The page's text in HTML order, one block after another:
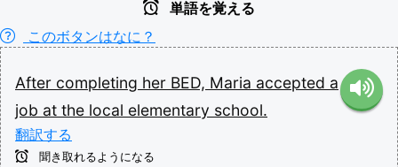
単語を覚える
このボタンはなに？
After completing her BED, Maria accepted a
job at the local elementary school.
翻訳する
聞き取れるようになる